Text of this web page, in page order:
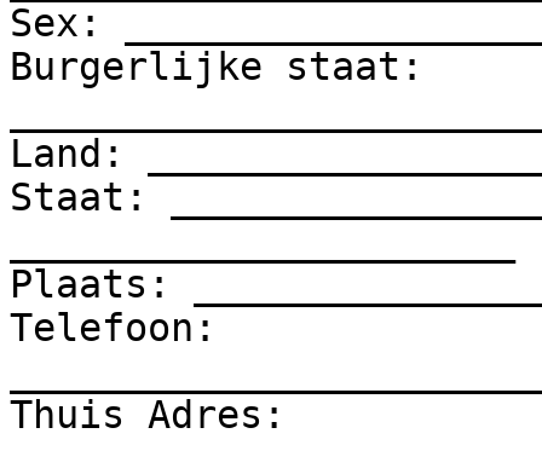
Sex:
Burgerlijke staat:
Land:
Staat:
Plaats:
Telefoon:
Thuis Adres: